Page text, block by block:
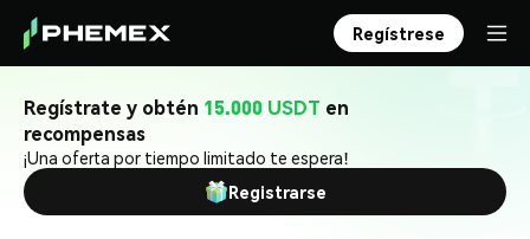
Regístrese
Regístrate y obtén 15.000 USDT en
recompensas
¡Una oferta por tiempo limitado te espera!
Registrarse